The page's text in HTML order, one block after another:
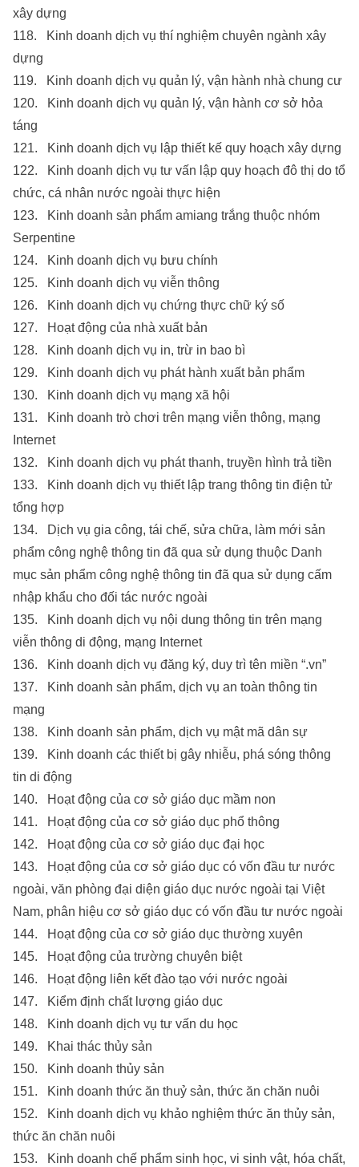
xây dựng
118. Kinh doanh dịch vụ thí nghiệm chuyên ngành xây
dựng
119. Kinh doanh dịch vụ quản lý, vận hành nhà chung cư
120. Kinh doanh dịch vụ quản lý, vận hành cơ sở hỏa
táng
121. Kinh doanh dịch vụ lập thiết kế quy hoạch xây dựng
122. Kinh doanh dịch vụ tư vấn lập quy hoạch đô thị do tổ
chức, cá nhân nước ngoài thực hiện
123. Kinh doanh sản phẩm amiang trắng thuộc nhóm
Serpentine
124. Kinh doanh dịch vụ bưu chính
125. Kinh doanh dịch vụ viễn thông
126. Kinh doanh dịch vụ chứng thực chữ ký số
127. Hoạt động của nhà xuất bản
128. Kinh doanh dịch vụ in, trừ in bao bì
129. Kinh doanh dịch vụ phát hành xuất bản phẩm
130. Kinh doanh dịch vụ mạng xã hội
131. Kinh doanh trò chơi trên mạng viễn thông, mạng
Internet
132. Kinh doanh dịch vụ phát thanh, truyền hình trả tiền
133. Kinh doanh dịch vụ thiết lập trang thông tin điện tử
tổng hợp
134. Dịch vụ gia công, tái chế, sửa chữa, làm mới sản
phẩm công nghệ thông tin đã qua sử dụng thuộc Danh
mục sản phẩm công nghệ thông tin đã qua sử dụng cấm
nhập khẩu cho đối tác nước ngoài
135. Kinh doanh dịch vụ nội dung thông tin trên mạng
viễn thông di động, mạng Internet
136. Kinh doanh dịch vụ đăng ký, duy trì tên miền “.vn”
137. Kinh doanh sản phẩm, dịch vụ an toàn thông tin
mạng
138. Kinh doanh sản phẩm, dịch vụ mật mã dân sự
139. Kinh doanh các thiết bị gây nhiễu, phá sóng thông
tin di động
140. Hoạt động của cơ sở giáo dục mầm non
141. Hoạt động của cơ sở giáo dục phổ thông
142. Hoạt động của cơ sở giáo dục đại học
143. Hoạt động của cơ sở giáo dục có vốn đầu tư nước
ngoài, văn phòng đại diện giáo dục nước ngoài tại Việt
Nam, phân hiệu cơ sở giáo dục có vốn đầu tư nước ngoài
144. Hoạt động của cơ sở giáo dục thường xuyên
145. Hoạt động của trường chuyên biệt
146. Hoạt động liên kết đào tạo với nước ngoài
147. Kiểm định chất lượng giáo dục
148. Kinh doanh dịch vụ tư vấn du học
149. Khai thác thủy sản
150. Kinh doanh thủy sản
151. Kinh doanh thức ăn thuỷ sản, thức ăn chăn nuôi
152. Kinh doanh dịch vụ khảo nghiệm thức ăn thủy sản,
thức ăn chăn nuôi
153. Kinh doanh chế phẩm sinh học, vi sinh vật, hóa chất,